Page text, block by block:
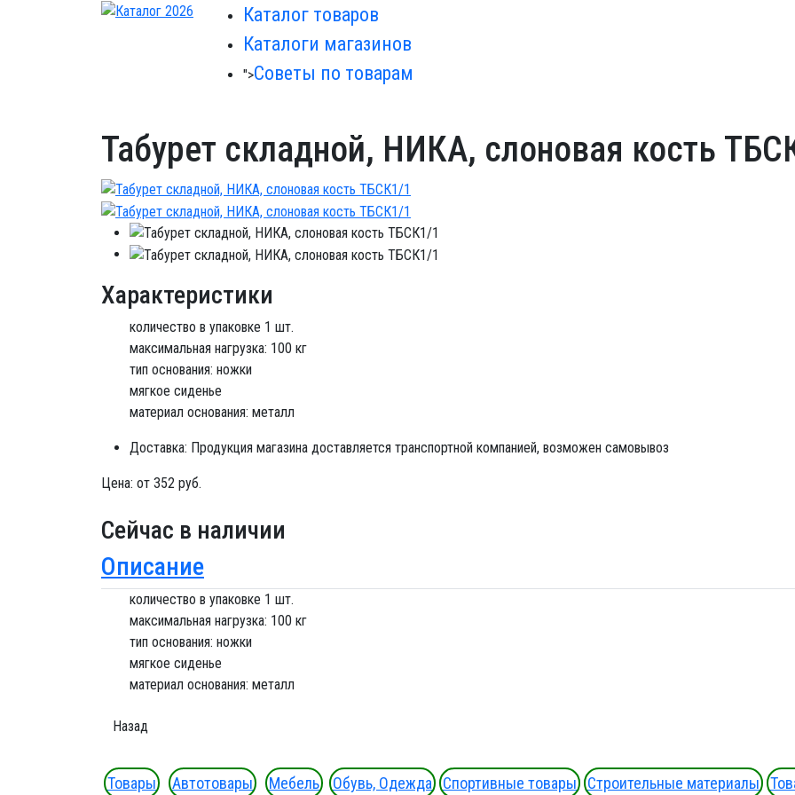
Каталог товаров
Каталоги магазинов
">Советы по товарам
Табурет складной, НИКА, слоновая кость
Характеристики
количество в упаковке 1 шт.
максимальная нагрузка: 100 кг
тип основания: ножки
мягкое сиденье
материал основания: металл
Доставка: Продукция магазина доставляется транспортной компанией, возможен самовывоз
Цена: от 352 руб.
Сейчас в наличии
Описание
количество в упаковке 1 шт.
максимальная нагрузка: 100 кг
тип основания: ножки
мягкое сиденье
материал основания: металл
Товары Автотовары Мебель Обувь, Одежда Спортивные товары Строительные материалы